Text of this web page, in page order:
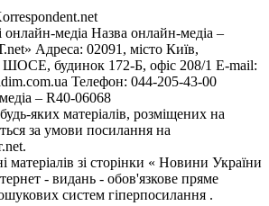
онлайн-медіа Назва онлайн-медіа –
Адреса: 02091, місто Київ,
будинок 172-Б, офіс 208/1 E-mail:
Телефон: 044-205-43-00
– R40-06068
яких матеріалів, розміщених на
за умови посилання на
матеріалів зі сторінки « Новини України
- видань - обов'язкове пряме
систем гіперпосилання .